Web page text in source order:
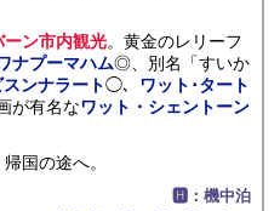
ン市内観光。黄金のレリーフ
ナプーマハム◎、別名「すいか
ンナラート◯、 ワット･タート
が有名なワット・シェントーン
国の途へ。
🅷：機中泊